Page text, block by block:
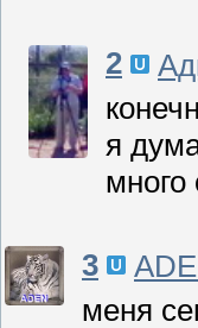
2
я
3
меня